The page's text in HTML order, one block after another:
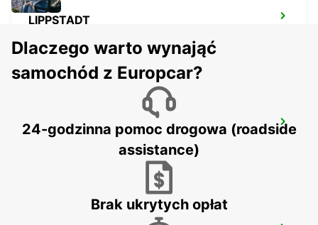
LIPPSTADT
LEMGO
LEMGO - GERMANY
Dlaczego warto wynająć
samochód z Europcar?
24-godzinna pomoc drogowa (roadside
assistance)
Brak ukrytych opłat